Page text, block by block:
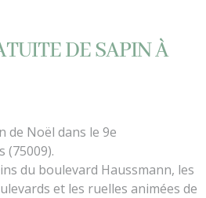
DE SAPIN À
de Noël dans le 9e
(75009).
du boulevard Haussmann, les
et les ruelles animées de